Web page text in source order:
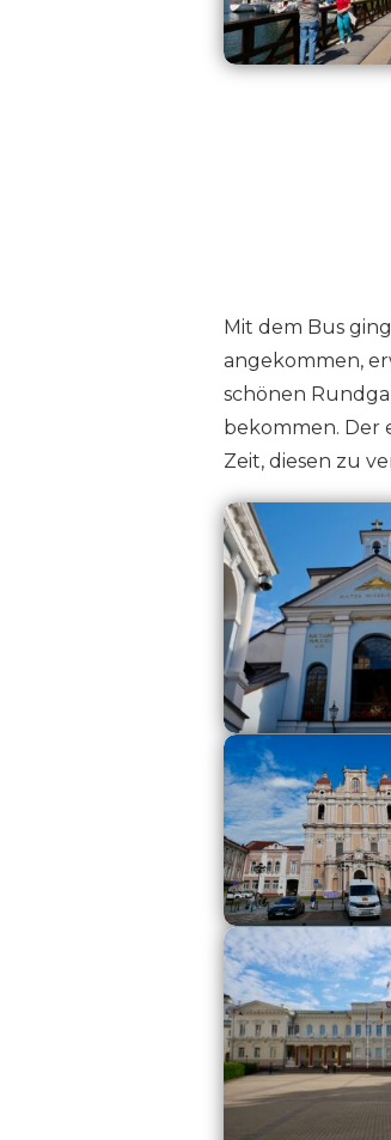
Mit dem Bus
angekommen,
schönen
bekommen. Der
Zeit, diesen zu